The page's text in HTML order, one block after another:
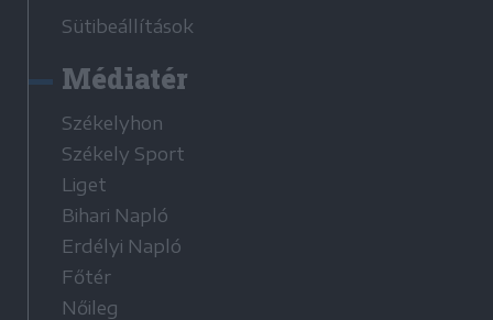
Sütibeállítások
Médiatér
Székelyhon
Székely Sport
Liget
Bihari Napló
Erdélyi Napló
Főtér
Nőileg